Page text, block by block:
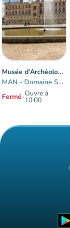
Musée d'Archéologie nationale
MAN - Domaine Saint-Germain-en-Laye
Fermé-Ouvre à
10:00